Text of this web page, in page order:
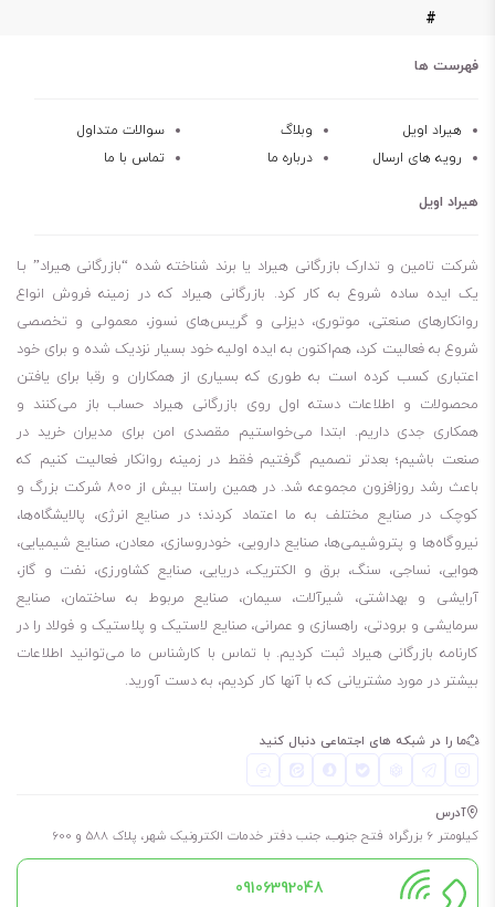
#
فهرست ها
هیراد اویل وبلاگ
سوالات متداول
رویه های ارسال
درباره ما تماس با ما
هیراد اویل
شرکت تامین و تدارک بازرگانی هیراد یا برند شناخته شده “بازرگانی هیراد” بـا
یک ایده ساده شروع به کار کرد. بازرگانی هیراد که در زمینه فروش انواع
روانکارهای صنعتی، موتوری، دیزلی و گریس‌های نسوز، معمولی و تخصصی
شروع به فعالیت کرد، هم‌اکنون به ایده اولیه خود بسیار نزدیک شده و برای خود
اعتباری کسب کرده است به طوری که بسیاری از همکاران و رقبا برای یافتن
محصولات و اطلاعات دسته اول روی بازرگانی هیراد حساب باز می‌کنند و
همکاری جدی داریم. ابتدا می‌خواستیم مقصدی امن برای مدیران خرید در
صنعت باشیم؛ بعدتر تصمیم گرفتیم فقط در زمینه روانکار فعالیت کنیم که
باعث رشد روزافزون مجموعه شد. در همین راستا بیش از 800 شرکت بزرگ و
کوچک در صنایع مختلف به ما اعتماد کردند؛ در صنایع انرژی، پالایشگاه‌ها،
نیروگاه‌ها و پتروشیمی‌ها، صنایع دارویی، خودروسازی، معادن، صنایع شیمیایی،
هوایی، نساجی، سنگ، برق و الکتریک، دریایی، صنایع کشاورزی، نفت و گاز،
آرایشی و بهداشتی، شیرآلات، سیمان، صنایع مربوط به ساختمان، صنایع
سرمایشی و برودتی، راهسازی و عمرانی، صنایع لاستیک و پلاستیک و فولاد را در
کارنامه بازرگانی هیراد ثبت کردیم. با تماس با کارشناس ما می‌توانید اطلاعات
بیشتر در مورد مشتریانی که با آنها کار کردیم، به دست آورید.
ما را در شبکه های اجتماعی دنبال کنید
آدرس
کیلومتر 6 بزرگراه فتح جنوب، جنب دفتر خدمات الکترونیک شهر، پلاک 588 و 600
09106392048